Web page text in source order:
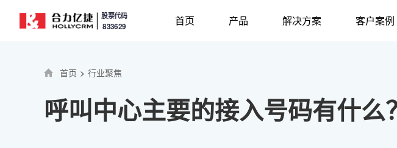
股票代码
833629 首页 产品 解决方案 客户案例
首页 > 行业聚焦
呼叫中心主要的接入号码有什